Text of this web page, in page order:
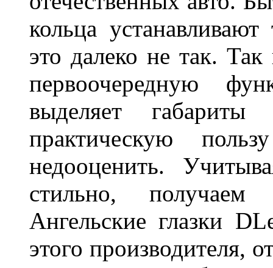
кольца
это далеко не так. Так
первоочередную
выделяет
практическую
недооценить.
стильно,
Ангельские глазки
этого производителя,